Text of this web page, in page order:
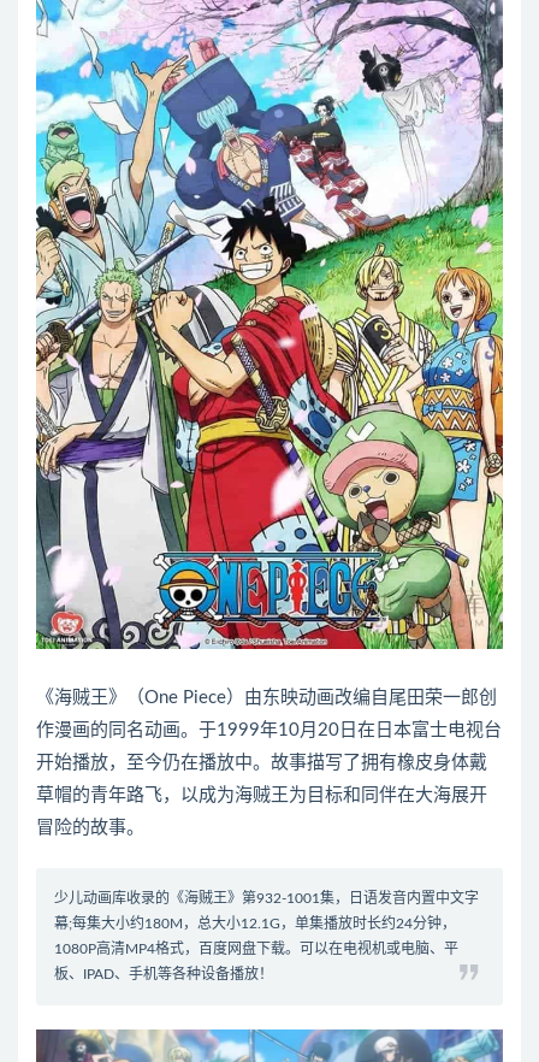
《海贼王》（One Piece）由东映动画改编自尾田荣一郎创
作漫画的同名动画。于1999年10月20日在日本富士电视台
开始播放，至今仍在播放中。故事描写了拥有橡皮身体戴
草帽的青年路飞，以成为海贼王为目标和同伴在大海展开
冒险的故事。
少儿动画库收录的《海贼王》第932-1001集，日语发音内置中文字
幕;每集大小约180M，总大小12.1G，单集播放时长约24分钟，
1080P高清MP4格式，百度网盘下载。可以在电视机或电脑、平
板、IPAD、手机等各种设备播放！